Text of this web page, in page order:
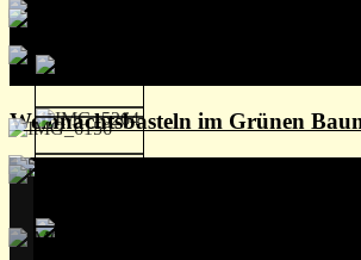
Weihnachtsbasteln im Grünen